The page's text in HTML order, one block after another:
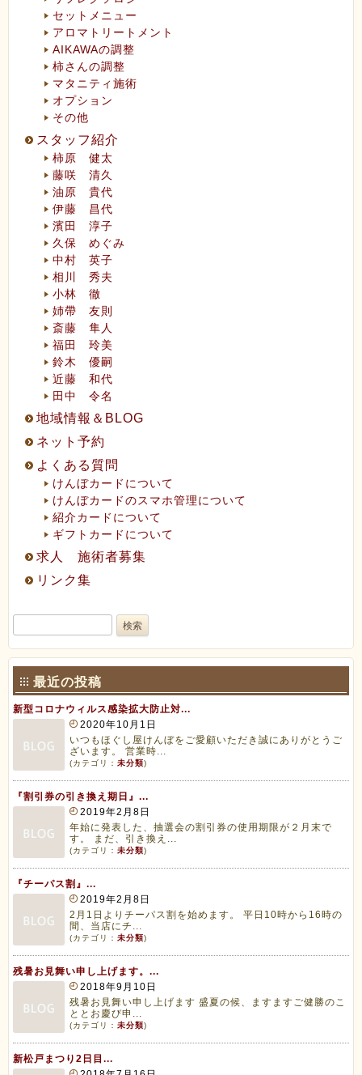
セットメニュー
アロマトリートメント
AIKAWAの調整
柿さんの調整
マタニティ施術
オプション
その他
スタッフ紹介
柿原 健太
藤咲 清久
油原 貴代
伊藤 昌代
濱田 淳子
久保 めぐみ
中村 英子
相川 秀夫
小林 徹
姉帶 友則
斎藤 隼人
福田 玲美
鈴木 優嗣
近藤 和代
田中 令名
地域情報＆BLOG
ネット予約
よくある質問
けんぼカードについて
けんぼカードのスマホ管理について
紹介カードについて
ギフトカードについて
求人 施術者募集
リンク集
最近の投稿
新型コロナウィルス感染拡大防止対...
2020年10月1日
いつもほぐし屋けんぼをご愛顧いただき誠にありがとうご
ざいます。 営業時...
(カテゴリ： 未分類)
『割引券の引き換え期日』...
2019年2月8日
年始に発表した、抽選会の割引券の使用期限が２月末で
す。 まだ、引き換え...
(カテゴリ： 未分類)
『チーパス割』...
2019年2月8日
2月1日よりチーパス割を始めます。 平日10時から16時の
間、当店にチ...
(カテゴリ： 未分類)
残暑お見舞い申し上げます。...
2018年9月10日
残暑お見舞い申し上げます 盛夏の候、ますますご健勝のこ
ととお慶び申...
(カテゴリ： 未分類)
新松戸まつり2日目...